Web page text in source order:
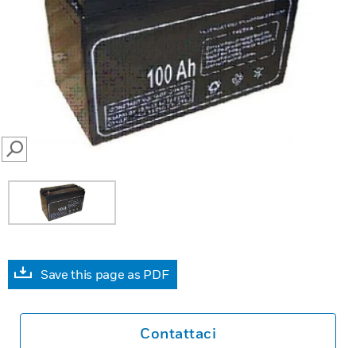
SEARCH
Save this page as PDF
Contattaci